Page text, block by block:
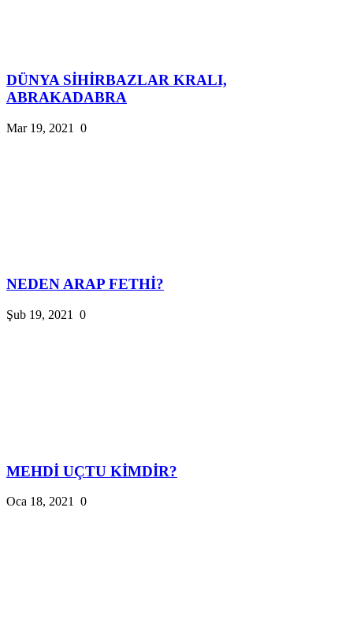
DÜNYA SİHİRBAZLAR KRALI,
ABRAKADABRA
Mar 19, 2021 0
NEDEN ARAP FETHİ?
Şub 19, 2021 0
MEHDİ UÇTU KİMDİR?
Oca 18, 2021 0